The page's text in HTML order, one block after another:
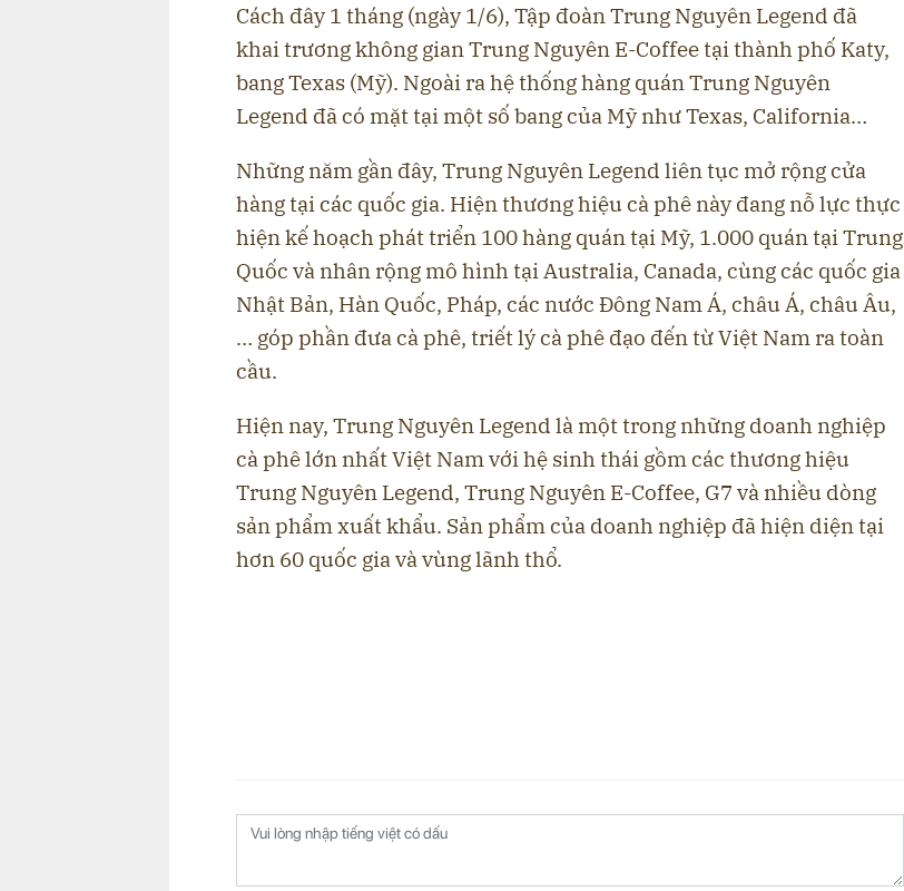
Cách đây 1 tháng (ngày 1/6), Tập đoàn Trung Nguyên Legend đã
khai trương không gian Trung Nguyên E-Coffee tại thành phố Katy,
bang Texas (Mỹ). Ngoài ra hệ thống hàng quán Trung Nguyên
Legend đã có mặt tại một số bang của Mỹ như Texas, California…
Những năm gần đây, Trung Nguyên Legend liên tục mở rộng cửa
hàng tại các quốc gia. Hiện thương hiệu cà phê này đang nỗ lực thực
hiện kế hoạch phát triển 100 hàng quán tại Mỹ, 1.000 quán tại Trung
Quốc và nhân rộng mô hình tại Australia, Canada, cùng các quốc gia
Nhật Bản, Hàn Quốc, Pháp, các nước Đông Nam Á, châu Á, châu Âu,
… góp phần đưa cà phê, triết lý cà phê đạo đến từ Việt Nam ra toàn
cầu.
Hiện nay, Trung Nguyên Legend là một trong những doanh nghiệp
cà phê lớn nhất Việt Nam với hệ sinh thái gồm các thương hiệu
Trung Nguyên Legend, Trung Nguyên E-Coffee, G7 và nhiều dòng
sản phẩm xuất khẩu. Sản phẩm của doanh nghiệp đã hiện diện tại
hơn 60 quốc gia và vùng lãnh thổ.